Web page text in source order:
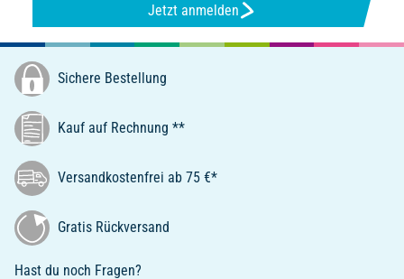
Jetzt anmelden
Sichere Bestellung
Kauf auf Rechnung **
Versandkostenfrei ab 75 €*
Gratis Rückversand
Hast du noch Fragen?